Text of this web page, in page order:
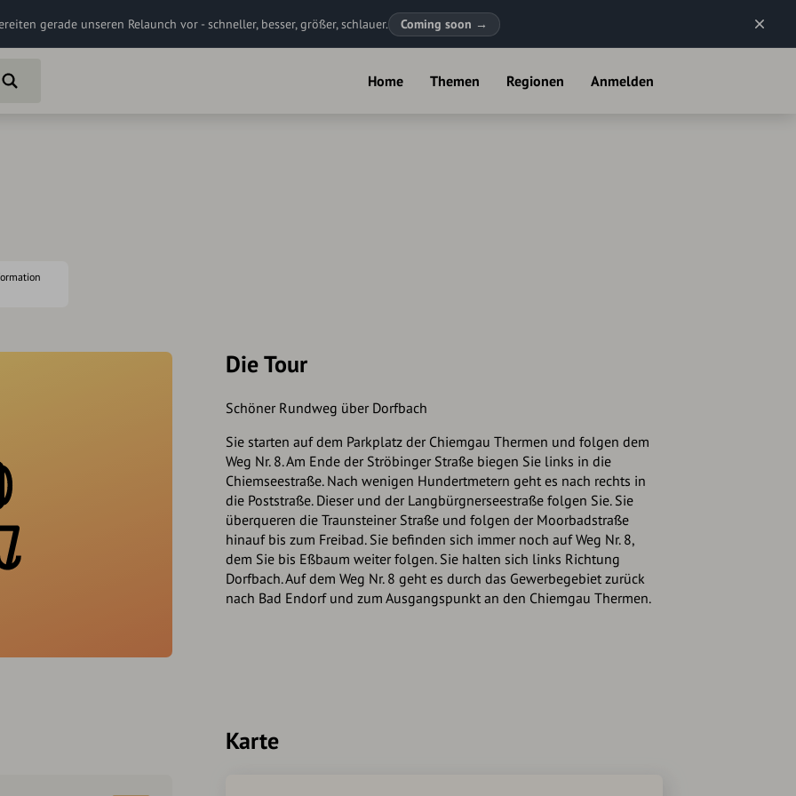
gerade unseren Relaunch vor - schneller, besser, größer, schlauer. Coming soon →
Home Themen Regionen Anmelden
Die Tour
Schöner Rundweg über Dorfbach
Sie starten auf dem Parkplatz der Chiemgau Thermen und folgen dem
Weg Nr. 8. Am Ende der Ströbinger Straße biegen Sie links in die
Chiemseestraße. Nach wenigen Hundertmetern geht es nach rechts in
die Poststraße. Dieser und der Langbürgnerseestraße folgen Sie. Sie
überqueren die Traunsteiner Straße und folgen der Moorbadstraße
hinauf bis zum Freibad. Sie befinden sich immer noch auf Weg Nr. 8,
dem Sie bis Eßbaum weiter folgen. Sie halten sich links Richtung
Dorfbach. Auf dem Weg Nr. 8 geht es durch das Gewerbegebiet zurück
nach Bad Endorf und zum Ausgangspunkt an den Chiemgau Thermen.
Karte